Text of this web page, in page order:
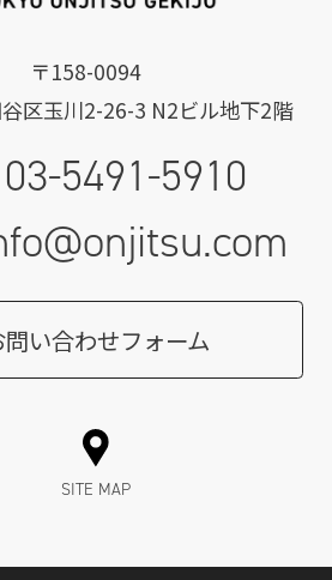
〒158-0094
区玉川2-26-3 N2ビル地下2階
03-5491-5910
問い合わせフォーム
SITE MAP